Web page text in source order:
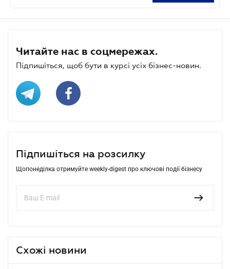
Читайте нас в соцмережах.
Підпишіться, щоб бути в курсі усіх бізнес-новин.
Підпишіться на розсилку
Щопонеділка отримуйте weekly-digest про ключові події бізнесу
Схожі новини